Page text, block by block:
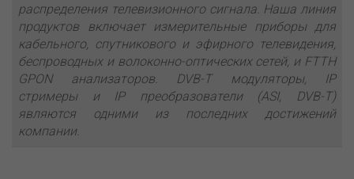
распределения телевизионного сигнала. Наша линия
продуктов включает измерительные приборы для
кабельного, спутникового и эфирного телевидения,
беспроводных и волоконно-оптических сетей, и FTTH
GPON анализаторов. DVB-T модуляторы, IP
стримеры и IP преобразователи (ASI, DVB-T)
являются одними из последних достижений
компании.